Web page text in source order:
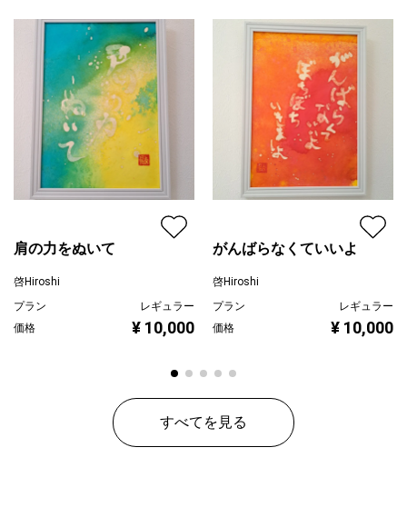
ジャンル
その他ジャンル
配送目安
二週間以内
肩の力をぬいて
啓Hiroshi
プラン
レギュラー
価格
¥ 10,000
がんばらなくていいよ
啓Hiroshi
プラン
レギュラー
価格
¥ 10,000
すべてを見る